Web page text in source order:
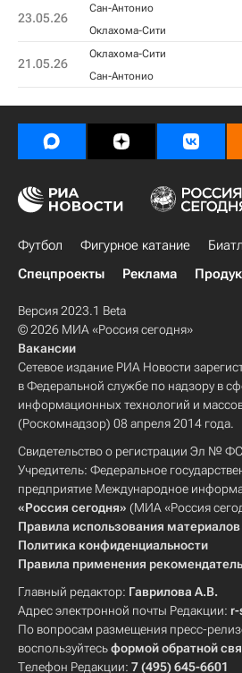
23.05.26
Сан-Антонио
Оклахома-Сити
21.05.26
Оклахома-Сити
Сан-Антонио
Футбол Фигурное катание
Спецпроекты
Реклама
Версия 2023.1 Beta
© 2026 МИА «Россия сегодня»
Вакансии
Сетевое издание РИА Новости
в Федеральной службе по надзору в
информационных технологий и
(Роскомнадзор) 08 апреля 2014 года.
Свидетельство о регистрации Эл №
Учредитель: Федеральное
предприятие Международное
«Россия сегодня» (МИА «Россия
Правила использования материалов
Политика конфиденциальности
Правила применения
Главный редактор: Гаврилова А.В.
Адрес электронной почты Редакции:
По вопросам размещения пресс-
воспользуйтесьформой обратной
Телефон Редакции: 7 (495) 645-6601